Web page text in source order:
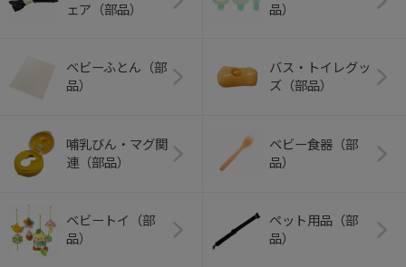
ェア（部品）
品）
ベビーふとん（部
品）
バス・トイレグッ
ズ（部品）
哺乳びん・マグ関
連（部品）
ベビー食器（部
品）
ベビートイ（部
品）
ペット用品（部
品）